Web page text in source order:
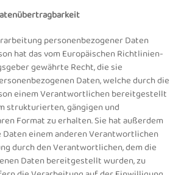
personenbezogener Daten
hat das vom Europäischen Richtlinien-
gewährte Recht, die sie
Daten, welche durch die
einem Verantwortlichen bereitgestellt
strukturierten, gängigen und
Format zu erhalten. Sie hat außerdem
Daten einem anderen Verantwortlichen
durch den Verantwortlichen, dem die
Daten bereitgestellt wurden, zu